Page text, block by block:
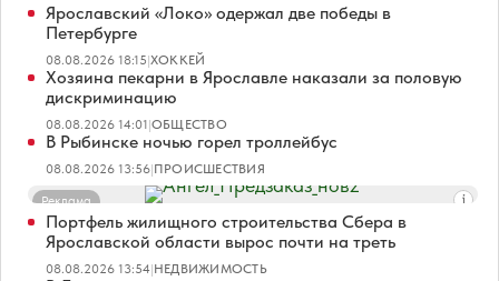
Ярославский «Локо» одержал две победы в
Петербурге
08.08.2026 18:15|ХОККЕЙ
Хозяина пекарни в Ярославле наказали за половую
дискриминацию
08.08.2026 14:01|ОБЩЕСТВО
В Рыбинске ночью горел троллейбус
08.08.2026 13:56|ПРОИСШЕСТВИЯ
Реклама
Портфель жилищного строительства Сбера в
Ярославской области вырос почти на треть
08.08.2026 13:54|НЕДВИЖИМОСТЬ